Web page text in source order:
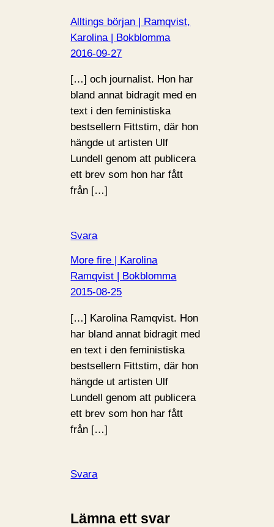
Alltings början | Ramqvist,
Karolina | Bokblomma
2016-09-27
[…] och journalist. Hon har
bland annat bidragit med en
text i den feministiska
bestsellern Fittstim, där hon
hängde ut artisten Ulf
Lundell genom att publicera
ett brev som hon har fått
från […]
Svara
More fire | Karolina
Ramqvist | Bokblomma
2015-08-25
[…] Karolina Ramqvist. Hon
har bland annat bidragit med
en text i den feministiska
bestsellern Fittstim, där hon
hängde ut artisten Ulf
Lundell genom att publicera
ett brev som hon har fått
från […]
Svara
Lämna ett svar